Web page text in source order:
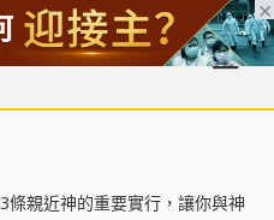
基督徒見證 信仰解答 聖經
3條親近神的重要實行，讓你與神